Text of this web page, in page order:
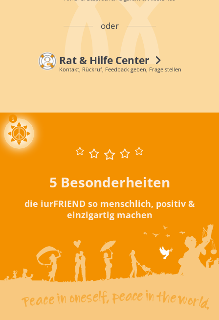
oder
Rat & Hilfe Center
Kontakt, Rückruf, Feedback geben, Frage stellen
5 Besonderheiten
die iurFRIEND so menschlich, positiv &
einzigartig machen